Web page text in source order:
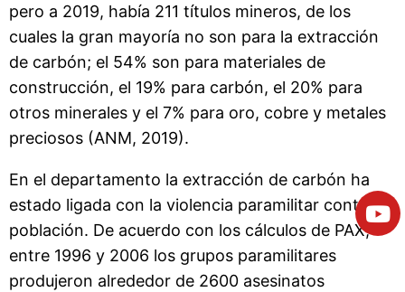
pero a 2019, había 211 títulos mineros, de los
cuales la gran mayoría no son para la extracción
de carbón; el 54% son para materiales de
construcción, el 19% para carbón, el 20% para
otros minerales y el 7% para oro, cobre y metales
preciosos (ANM, 2019).
En el departamento la extracción de carbón ha
estado ligada con la violencia paramilitar contra la
población. De acuerdo con los cálculos de PAX,
entre 1996 y 2006 los grupos paramilitares
produjeron alrededor de 2600 asesinatos